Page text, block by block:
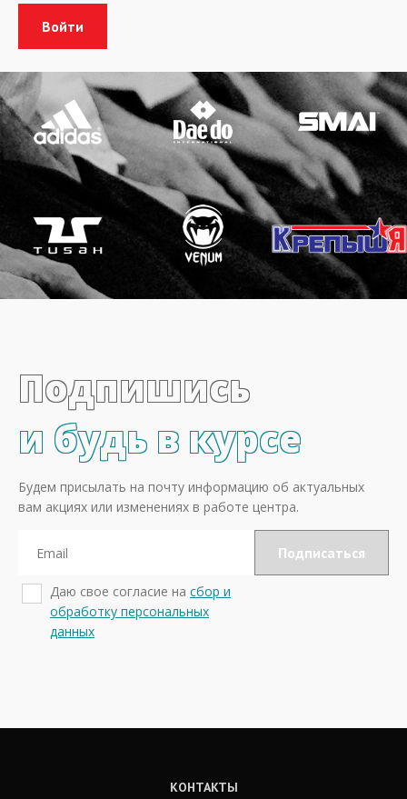
Подпишись
и будь в курсе
Будем присылать на почту информацию об актуальных
вам акциях или изменениях в работе центра.
Даю свое согласие на сбор и
обработку персональных
данных
КОНТАКТЫ